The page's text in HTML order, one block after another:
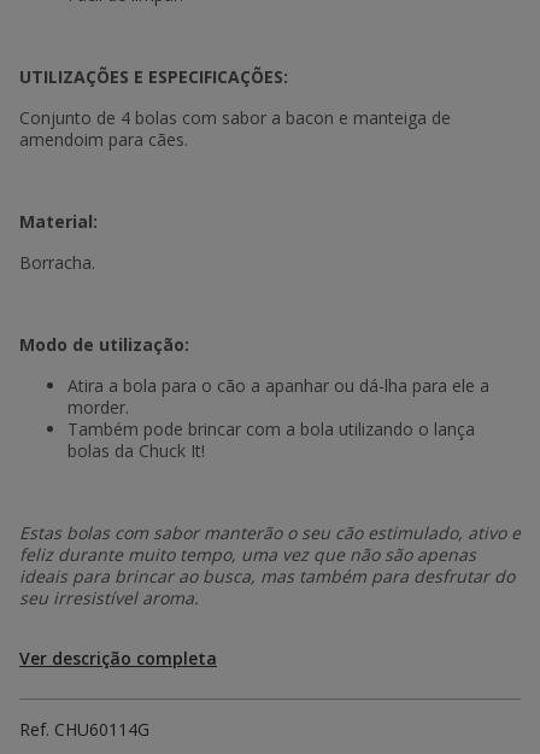
UTILIZAÇÕES E ESPECIFICAÇÕES:
Conjunto de 4 bolas com sabor a bacon e manteiga de
amendoim para cães.
Material:
Borracha.
Modo de utilização:
Atira a bola para o cão a apanhar ou dá-lha para ele a
morder.
Também pode brincar com a bola utilizando o lança
bolas da Chuck It!
Estas bolas com sabor manterão o seu cão estimulado, ativo e
feliz durante muito tempo, uma vez que não são apenas
ideais para brincar ao busca, mas também para desfrutar do
seu irresistível aroma.
Ver descrição completa
Ref. CHU60114G